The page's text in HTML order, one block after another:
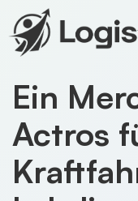
Ein
Actros